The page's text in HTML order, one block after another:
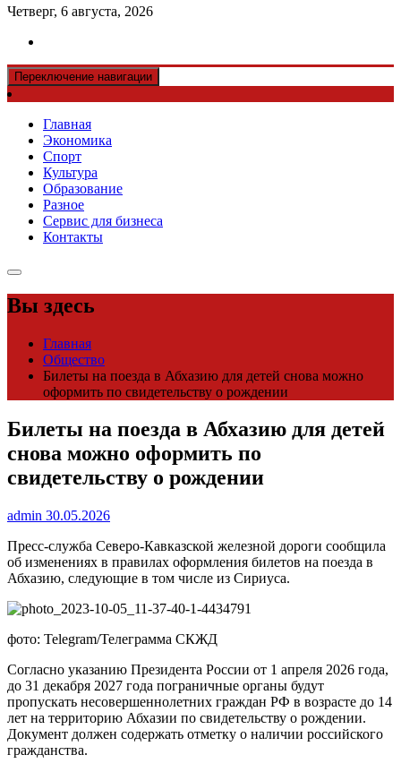
Четверг, 6 августа, 2026
Переключение навигации
Главная
Экономика
Спорт
Культура
Образование
Разное
Сервис для бизнеса
Контакты
Вы здесь
Главная
Общество
Билеты на поезда в Абхазию для детей снова можно
оформить по свидетельству о рождении
Билеты на поезда в Абхазию для детей
снова можно оформить по
свидетельству о рождении
admin 30.05.2026
Пресс-служба Северо-Кавказской железной дороги сообщила
об изменениях в правилах оформления билетов на поезда в
Абхазию, следующие в том числе из Сириуса.
фото: Telegram/Телеграмма СКЖД
Согласно указанию Президента России от 1 апреля 2026 года,
до 31 декабря 2027 года пограничные органы будут
пропускать несовершеннолетних граждан РФ в возрасте до 14
лет на территорию Абхазии по свидетельству о рождении.
Документ должен содержать отметку о наличии российского
гражданства.